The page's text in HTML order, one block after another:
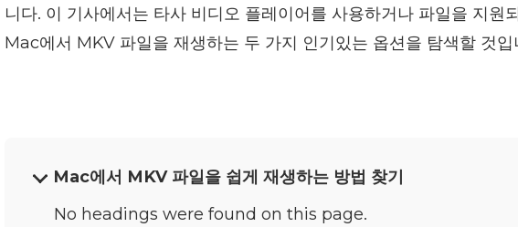
니다. 이 기사에서는 타사 비디오 플레이어를 사용하거나 파일을 지원
Mac에서 MKV 파일을 재생하는 두 가지 인기있는 옵션을 탐색할 것입
Mac에서 MKV 파일을 쉽게 재생하는 방법 찾기
No headings were found on this page.